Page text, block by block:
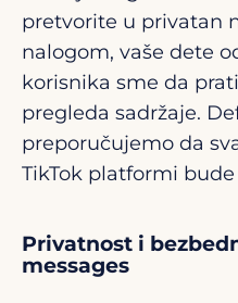
pretvorite u privatan
nalogom, vaše dete
korisnika sme da
pregleda sadržaje.
preporučujemo da
TikTok platformi
Privatnost i
messages